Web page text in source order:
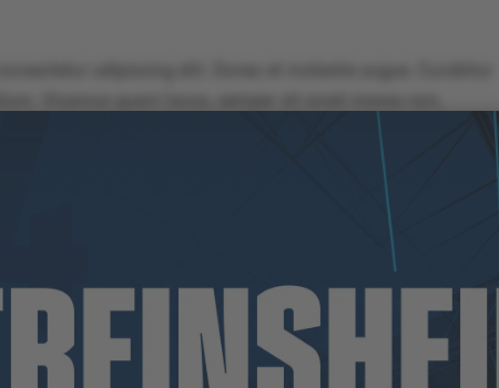
ante eu vulputate sollicitudin. Nunc imperdiet nec nibh sit
euismod vel volutpat vitae, rutrum vitae nisi. Ut cursus
vulputate maximus nisl, at sodales purus commodo eu.
bibendum, sem turpis accumsan mauris, at egestas
dapibus facilisis. Duis et urna nisl. Aliquam erat
porta molestie tincidunt, risus risus volutpat ligula, nec
Maecenas in tortor in mi pretium rhoncus. Nullam iaculis nisl